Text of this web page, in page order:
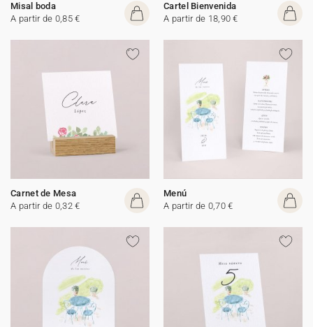
Misal boda
A partir de 0,85 €
Cartel Bienvenida
A partir de 18,90 €
Carnet de Mesa
A partir de 0,32 €
Menú
A partir de 0,70 €